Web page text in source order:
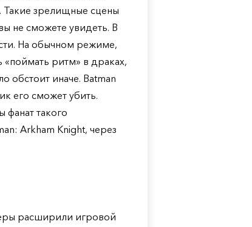
Такие зрелищные сцены
не сможете увидеть. В
На обычном режиме,
ритм» в драках,
обстоит иначе. Batman
его сможет убить.
фанат такого
Arkham Knight, через
расширили игровой